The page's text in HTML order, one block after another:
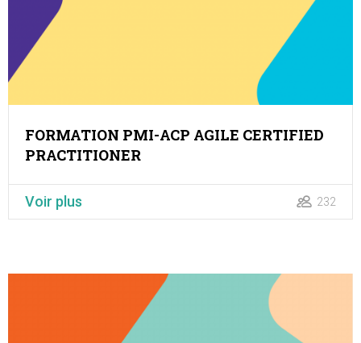
FORMATION PMI-ACP AGILE CERTIFIED
PRACTITIONER
232
Voir plus